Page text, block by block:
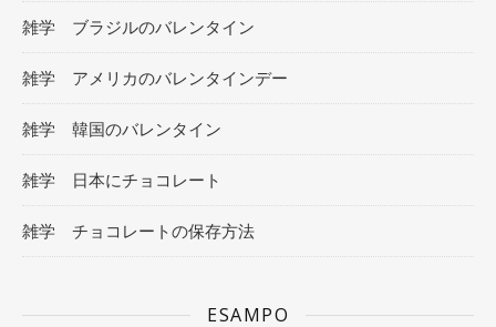
雑学 ブラジルのバレンタイン
雑学 アメリカのバレンタインデー
雑学 韓国のバレンタイン
雑学 日本にチョコレート
雑学 チョコレートの保存方法
ESAMPO